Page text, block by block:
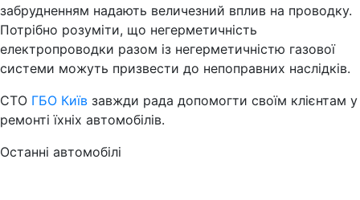
забрудненням надають величезний вплив на проводку.
Потрібно розуміти, що негерметичність
електропроводки разом із негерметичністю газової
системи можуть призвести до непоправних наслідків.
СТО ГБО Київ завжди рада допомогти своїм клієнтам у
ремонті їхніх автомобілів.
Останні автомобілі